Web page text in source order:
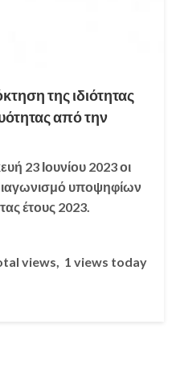
της ιδιότητας
από την
23 Ιουνίου 2023 οι
υποψηφίων
έτους 2023.
views, 1 views today